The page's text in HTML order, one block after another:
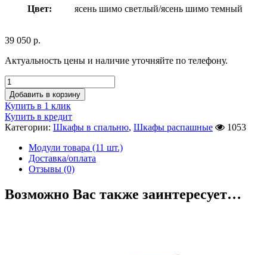
Цвет: ясень шимо светлый/ясень шимо темный
39 050 р.
Актуальность цены и наличие уточняйте по телефону.
Добавить в корзину
Купить в 1 клик
Купить в кредит
Категории: Шкафы в спальню, Шкафы распашные
1053
Модули товара (11 шт.)
Доставка/оплата
Отзывы (0)
Возможно Вас также заинтересует…